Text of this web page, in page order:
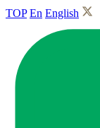
TOP En English